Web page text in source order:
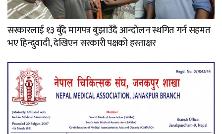
सरकारलाई १३ बुँदे मागपत्र बुझाउँदै आन्दोलन स्थगित गर्न सहमत
भए हिन्दुवादी, देखिएन सरकारी पक्षको हस्ताक्षर